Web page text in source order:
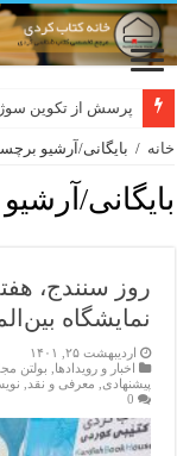
پرسش از تکوین
لەسەر کێشی
خانه / بایگانی/آرشیو
بایگانی/
روز سنندج،
نمایشگاه
اردیبهشت ۲۵, ۱۴۰۱
اخبار و رویدادها
بولتن
پیشنهادی
معرفی و نقد
0